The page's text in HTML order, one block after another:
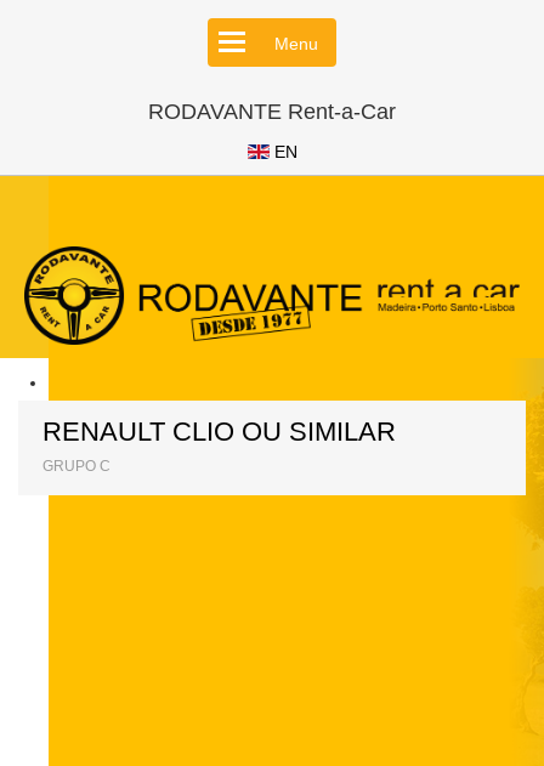
Menu
RODAVANTE Rent-a-Car
EN
RENAULT CLIO OU SIMILAR
GRUPO C